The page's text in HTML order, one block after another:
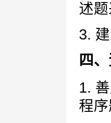
述
3.
四
1.
程